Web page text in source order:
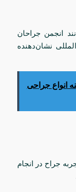
انجمن جراحان
نشان‌دهنده
انواع جراحی
جراح در انجام